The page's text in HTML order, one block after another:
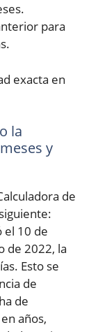
para
exacta en
la
y
de
el 10 de
de 2022, la
Esto se
de
de
años,